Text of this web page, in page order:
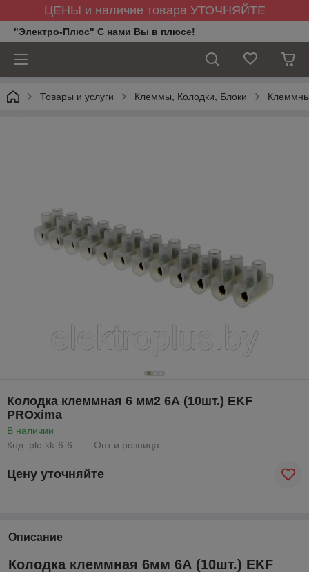
ЦЕНЫ и наличие товара УТОЧНЯЙТЕ
"Электро-Плюс" С нами Вы в плюсе!
Товары и услуги Клеммы, Колодки, Блоки
Колодка клеммная 6 мм2 6А (10шт.) EKF
PROxima
В наличии
Код: plc-kk-6-6
Опт и розница
Цену уточняйте
Описание
Колодка клеммная 6мм 6А (10шт.) EKF